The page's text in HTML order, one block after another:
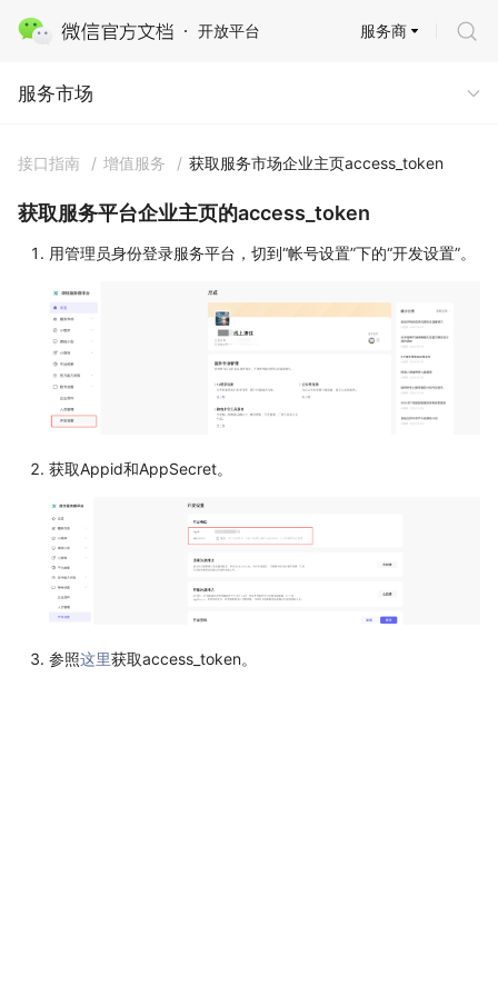
开放平台
服务市场
服务商
服务市场
接口指南 / 增值服务 / 获取服务市场企业主页access_token
获取服务平台企业主页的access_token
用管理员身份登录服务平台，切到“帐号设置”下的“开发设置”。
获取Appid和AppSecret。
参照这里获取access_token。